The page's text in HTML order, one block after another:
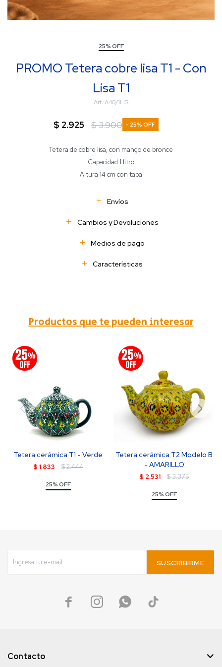
25% OFF
PROMO Tetera cobre lisa T1 - Con
Lisa T1
A40/1LIS
$ 2.925 $3.900 25
Tetera de cobre lisa, con mango de bronce
Capacidad 1 litro
Altura 14 cm con tapa
Envíos
Cambios y Devoluciones
Medios de pago
Características
Productos que te pueden interesar
Tetera cerámica T1 - Verde
$ 1.833 $2.444
25% OFF
Tetera cerámica T2 Modelo B
- AMARILLO
$ 2.531 $3.375
25% OFF
SUSCRIBIRME
   
Contacto